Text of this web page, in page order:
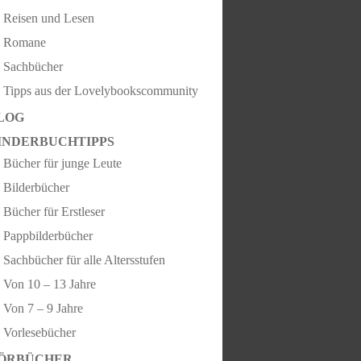
Reisen und Lesen
Romane
Sachbücher
Tipps aus der Lovelybookscommunity
Bücher für junge Leute
Bilderbücher
Bücher für Erstleser
Pappbilderbücher
Sachbücher für alle Altersstufen
Von 10 – 13 Jahre
Von 7 – 9 Jahre
Vorlesebücher